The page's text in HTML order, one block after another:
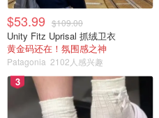
$53.99 $109.00
Unity Fitz Uprisal 抓绒卫衣
黄金码还在！氛围感之神
Patagonia 2102人感兴趣
3